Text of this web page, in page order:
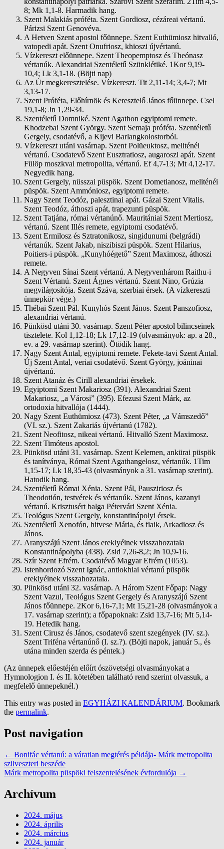
8; Mk 1,1-8. Harmadik hang.
Szent Malakiás próféta. Szent Gordiosz, cézáreai vértanú.
Párizsi Szent Genovéva.
A Hetven Szent apostol főünnepe. Szent Euthümiosz hitvalló,
vatopedi apát. Szent Onufriosz, khioszi újvértanú.
Vízkereszt előünnepe. Szent Theopemptosz és Theónasz
vértanúk. Alexandriai Szentéletű Szünklétiké. 1Kor 9,19-
10,4; Lk 3,1-18. (Böjti nap)
Az Úr megkeresztelése. Vízkereszt. Tit 2,11-14; 3,4-7; Mt
3,13-17.
Szent Próféta, Előhírnök és Keresztelő János főünnepe. Csel
19,1-8; Jn 1,29-34.
Szentéletű Domniké. Szent Agathon egyiptomi remete.
Khodzebai Szent György. Szent Semaja próféta. Szentéletű
Gergely, csodatévő, a Kijevi Barlangkolostorból.
Vízkereszt utáni vasárnap. Szent Polüeuktosz, meliténéi
vértanú. Csodatevő Szent Eusztratiosz, augaroszi apát. Szent
Fülöp moszkvai metropolita, vértanú. Ef 4,7-13; Mt 4,12-17.
Negyedik hang.
Szent Gergely, nüsszai püspök. Szent Dometianosz, meliténéi
püspök. Szent Ammóniosz, egyiptomi remete.
Nagy Szent Teodóz, palesztinai apát. Gázai Szent Vitalis.
Szent Teodóz, áthoszi apát, trapezunti püspök.
Szent Tatjána, római vértanúnő. Mauritániai Szent Mertiosz,
vértanú. Szent Illés remete, egyiptomi csodatévő.
Szent Ermilosz és Sztratonikosz, singidunumi (belgrádi)
vértanúk. Szent Jakab, niszibiszi püspök. Szent Hilarius,
Poitiers-i püspök. „Kunyhóégető” Szent Maximosz, áthoszi
remete.
A Negyven Sínai Szent vértanú. A Negyvenhárom Raithu-i
Szent Vértanú. Szent Ágnes vértanú. Szent Nino, Grúzia
megvilágosítója. Szent Száva, szerbiai érsek. (A vízkereszti
ünnepkör vége.)
Thébai Szent Pál. Kunyhós Szent János. Szent Panszofiosz,
alexandriai vértanú.
Pünkösd utáni 30. vasárnap. Szent Péter apostol bilincseinek
tisztelete. Kol 1,12-18; Lk 17,12-19 (olvasmányok: ap. a 28.,
ev. a 29. vasárnap szerint). Ötödik hang.
Nagy Szent Antal, egyiptomi remete. Fekete-tavi Szent Antal.
Új Szent Antal, veriai csodatévő. Szent György, joáninai
újvértanú.
Szent Atanáz és Cirill alexandriai érsekek.
Egyiptomi Szent Makariosz (391). Alexandriai Szent
Makariosz, „a Városi” (395). Efezusi Szent Márk, az
ortodoxia hitvallója (1444).
Nagy Szent Euthümiosz (473). Szent Péter, „a Vámszedő”
(VI. sz.). Szent Zakariás újvértanú (1782).
Szent Neofitosz, nikeai vértanú. Hitvalló Szent Maximosz.
Szent Timóteus apostol.
Pünkösd utáni 31. vasárnap. Szent Kelemen, ankürai püspök
és tanítványa, Római Szent Agathangelosz, vértanúk. 1Tim
1,15-17; Lk 18,35-43 (olvasmányok a 31. vasárnap szerint).
Hatodik hang.
Szentéletű Római Xénia. Szent Pál, Pausziriosz és
Theodotión, testvérek és vértanúk. Szent János, kazanyi
vértanú. Krisztusért balga Pétervári Szent Xénia.
Teológus Szent Gergely, konstantinápolyi érsek.
Szentéletű Xenofón, hitvese Mária, és fiaik, Arkadiosz és
János.
Aranyszájú Szent János ereklyéinek visszahozatala
Konstantinápolyba (438). Zsid 7,26-8,2; Jn 10,9-16.
Szír Szent Efrém. Csodatévő Magyar Efrém (1053).
Istenhordozó Szent Ignác, antiokhiai vértanú püspök
ereklyéinek visszahozatala.
Pünkösd utáni 32. vasárnap. A Három Szent Főpap: Nagy
Szent Vazul, Teológus Szent Gergely és Aranyszájú Szent
János főünnepe. 2Kor 6,16-7,1; Mt 15,21-28 (olvasmányok a
17. vasárnap szerint); a főpapoknak: Zsid 13,7-16; Mt 5,14-
19. Hetedik hang.
Szent Cirusz és János, csodatevő szent szegények (IV. sz.).
Szent Triféna vértanúnő (I. sz.?). (Böjti napok, január 5., és
utána minden szerda és péntek.)
(Az ünnepek előestéjén előírt ószövetségi olvasmányokat a
Hymnologion I. és II. kötetében található rend szerint olvassuk, a
megfelelő ünnepeknél.)
This entry was posted in EGYHÁZI KALENDÁRIUM. Bookmark
the permalink.
Post navigation
← Bonifác vértanú: a váratlan megtérés példája- Márk metropolita
szilveszteri beszéde
Márk metropolita püspöki felszentelésének évfordulója →
Archívum
2024. május
2024. április
2024. március
2024. január